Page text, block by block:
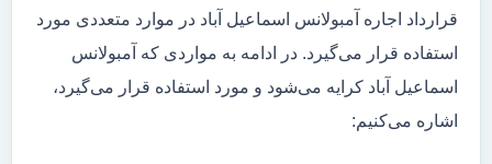
قرارداد اجاره آمبولانس اسماعیل آباد در موارد متعددی مورد
استفاده قرار می‌گیرد. در ادامه به مواردی که آمبولانس
اسماعیل آباد کرایه می‌شود و مورد استفاده قرار می‌گیرد،
اشاره می‌کنیم: